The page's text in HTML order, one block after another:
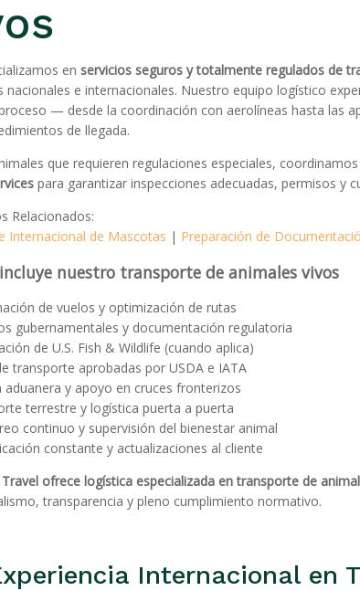
en servicios seguros y totalmente regulados de
nacionales e internacionales. Nuestro equipo logístico
— desde la coordinación con aerolíneas hasta las
de llegada.
que requieren regulaciones especiales,
para garantizar inspecciones adecuadas, permisos y
Relacionados:
Internacional de Mascotas | Preparación de
nuestro transporte de animales vivos
de vuelos y optimización de rutas
gubernamentales y documentación regulatoria
de U.S. Fish & Wildlife (cuando aplica)
transporte aprobadas por USDA e IATA
aduanera y apoyo en cruces fronterizos
terrestre y logística puerta a puerta
continuo y supervisión del bienestar animal
constante y actualizaciones al cliente
ofrece logística especializada en transporte de
transparencia y pleno cumplimiento normativo.
Internacional en